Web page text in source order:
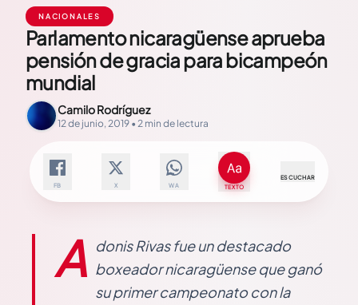
NACIONALES
Parlamento nicaragüense aprueba
pensión de gracia para bicampeón
mundial
Camilo Rodríguez
12 de junio, 2019 • 2 min de lectura
FB X WA TEXTO
ESCUCHAR
A
donis Rivas fue un destacado
boxeador nicaragüense que ganó
su primer campeonato con la